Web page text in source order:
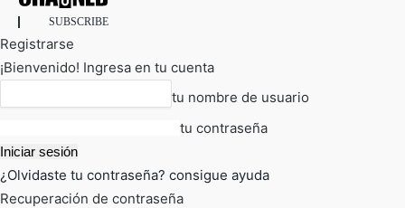
SUBSCRIBE
Registrarse
¡Bienvenido! Ingresa en tu cuenta
tu nombre de usuario
tu contraseña
¿Olvidaste tu contraseña? consigue ayuda
Recuperación de contraseña